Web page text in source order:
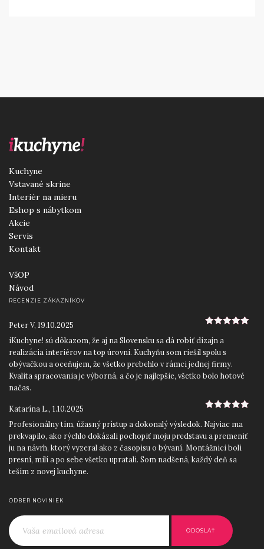
Kuchyne
Vstavané skrine
Interiér na mieru
Eshop s nábytkom
Akcie
Servis
Kontakt
VšOP
Návod
RECENZIE ZÁKAZNÍKOV
Peter V, 19.10.2025
iKuchyne! sú dôkazom, že aj na Slovensku sa dá robiť dizajn a
realizácia interiérov na top úrovni. Kuchyňu som riešil spolu s
obývačkou a oceňujem, že všetko prebehlo v rámci jednej firmy.
Kvalita spracovania je výborná, a čo je najlepšie, všetko bolo hotové
načas.
Katarína L., 1.10.2025
Profesionálny tím, úžasný prístup a dokonalý výsledok. Najviac ma
prekvapilo, ako rýchlo dokázali pochopiť moju predstavu a premeniť
ju na návrh, ktorý vyzeral ako z časopisu o bývaní. Montážnici boli
presní, milí a po sebe všetko upratali. Som nadšená, každý deň sa
teším z novej kuchyne.
zameranie priestoru a odborné rady pri výbere materiálov a
jednoducho ľudský prístup. iKuchyne! sa postarali o všetko: návrh,
výrobu aj montáž. Výsledkom je moderná kuchyňa na mieru, ktorá
ODBER NOVINIEK